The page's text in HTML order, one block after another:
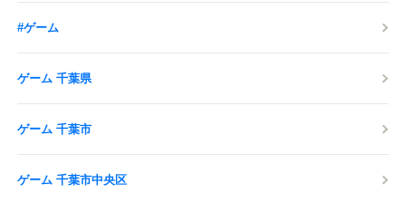
#ゲーム
ゲーム 千葉県
ゲーム 千葉市
ゲーム 千葉市中央区